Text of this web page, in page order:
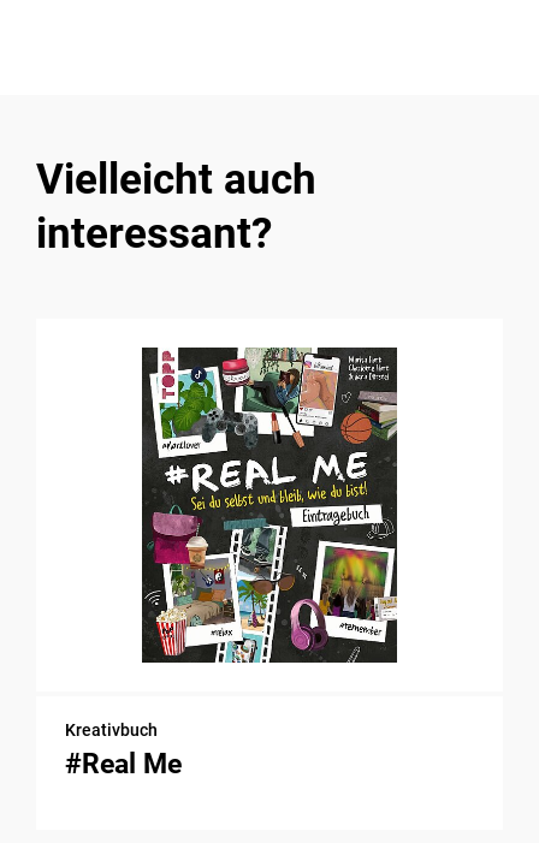
Vielleicht auch
interessant?
Kreativbuch
#Real Me